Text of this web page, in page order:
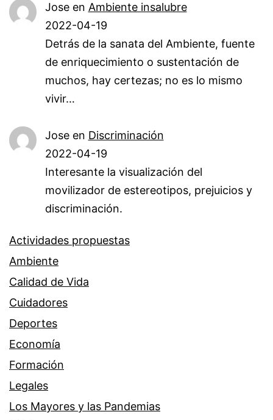
Joseen Ambiente insalubre
2022-04-19
Detrás de la sanata del Ambiente, fuente
de enriquecimiento o sustentación de
muchos, hay certezas; no es lo mismo
vivir…
Joseen Discriminación
2022-04-19
Interesante la visualización del
movilizador de estereotipos, prejuicios y
discriminación.
Actividades propuestas
Ambiente
Calidad de Vida
Cuidadores
Deportes
Economía
Formación
Legales
Los Mayores y las Pandemias